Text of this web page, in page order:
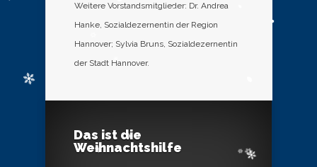
Weitere Vorstandsmitglieder: Dr. Andrea
Hanke, Sozialdezernentin der Region
Hannover; Sylvia Bruns, Sozialdezernentin
der Stadt Hannover.
Das ist die
Weihnachtshilfe